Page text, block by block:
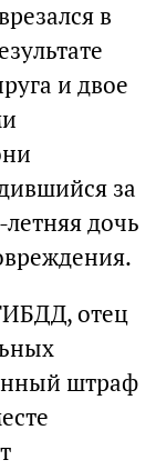
в
и двое
за
дочь
отец
штраф